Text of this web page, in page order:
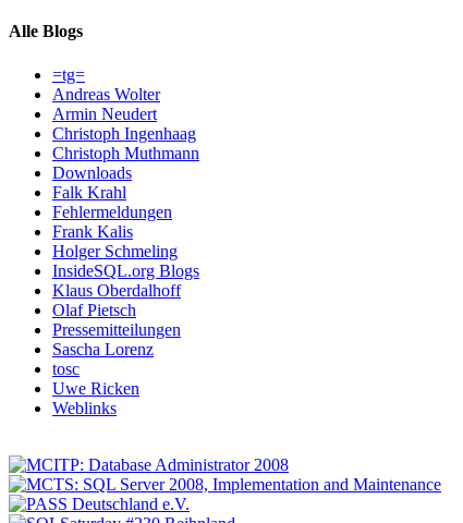
Alle Blogs
=tg=
Andreas Wolter
Armin Neudert
Christoph Ingenhaag
Christoph Muthmann
Downloads
Falk Krahl
Fehlermeldungen
Frank Kalis
Holger Schmeling
InsideSQL.org Blogs
Klaus Oberdalhoff
Olaf Pietsch
Pressemitteilungen
Sascha Lorenz
tosc
Uwe Ricken
Weblinks